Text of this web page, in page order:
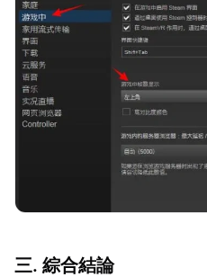
三. 綜合結論